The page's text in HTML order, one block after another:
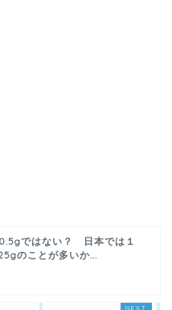
ではない？ 日本では１
のことが多いか...